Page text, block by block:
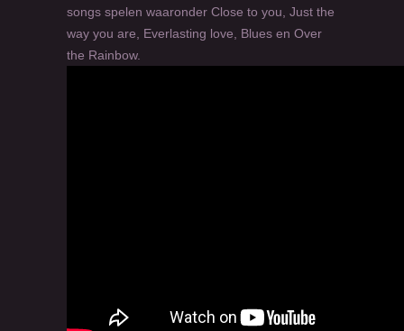
songs spelen waaronder Close to you, Just the
way you are, Everlasting love, Blues en Over
the Rainbow.